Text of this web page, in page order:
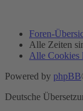
Foren-
Alle Zeiten
Alle Cookies
Powered by phpBB
Deutsche